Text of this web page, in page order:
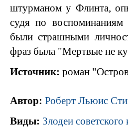
штурманом у Флинта,
судя по
были страшными
фраз была "Мертвые не
Источник: роман
Автор: Роберт Льюис
Виды: Злодеи советского